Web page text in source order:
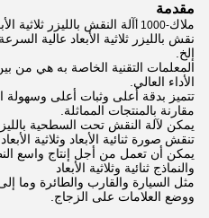
مقدمة
ملاك-1000 أ
آلة النقش بالليزر ثلاثية
نقش بالليزر ثلاثية الأبعاد عالية
إلخ.
المعلمات التقنية الخاصة به هي من
الأداء العالي.
تتميز بدقة أعلى وثبات أعلى وسهولة
مقارنة بالمنتجات المماثلة.
يمكن لآلة النقش تحت السطحية
تنقش صورة ثنائية الأبعاد وثلاثية
يمكن أن تعمل من أجل إنتاج واسع
والنماذج ثنائية وثلاثية الأبعاد
مثل السيارة والقارب والطائرة وما
ووضع العلامات على الزجاج.